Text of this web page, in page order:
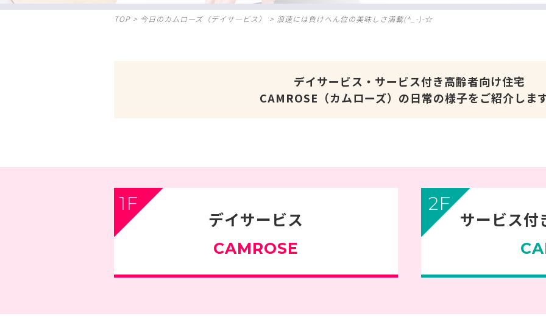
TOP > 今日のカムローズ（デイサ―ビス） > 浪速には負けへん位の美味しさ満載(^_-)-☆
デイサービス・サービス付き高齢者向け住宅
CAMROSE（カムローズ）の日常の様子をご紹介しま
1F
デイサービス
CAMROSE
2F
サービス付